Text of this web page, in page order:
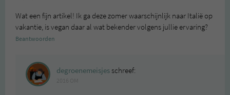
Wat een fijn artikel! Ik ga deze zomer waarschijnlijk naar Italië op
vakantie, is vegan daar al wat bekender volgens jullie ervaring?
Beantwoorden
degroenemeisjesschreef: